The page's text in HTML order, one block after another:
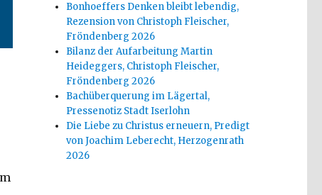
Bonhoeffers Denken bleibt lebendig,
Rezension von Christoph Fleischer,
Fröndenberg 2026
Bilanz der Aufarbeitung Martin
Heideggers, Christoph Fleischer,
Fröndenberg 2026
Bachüberquerung im Lägertal,
Pressenotiz Stadt Iserlohn
Die Liebe zu Christus erneuern, Predigt
von Joachim Leberecht, Herzogenrath
2026